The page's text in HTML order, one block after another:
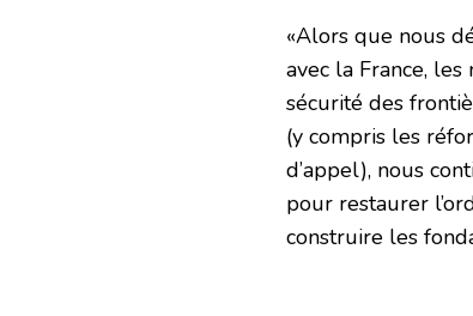
«Alors que nous
avec la France,
sécurité des
(y compris les
d’appel), nous
pour restaurer
construire les